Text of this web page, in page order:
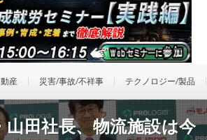
産 災害/事故/不祥事 テクノロジー/製品
田社長、物流施設は今